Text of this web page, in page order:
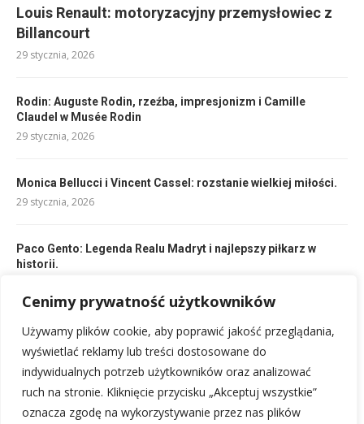
Cenimy prywatność użytkowników
Używamy plików cookie, aby poprawić jakość przeglądania,
wyświetlać reklamy lub treści dostosowane do
indywidualnych potrzeb użytkowników oraz analizować
ruch na stronie. Kliknięcie przycisku „Akceptuj wszystkie”
oznacza zgodę na wykorzystywanie przez nas plików
Louis Renault: motoryzacyjny przemysłowiec z
Billancourt
29 stycznia, 2026
Rodin: Auguste Rodin, rzeźba, impresjonizm i Camille
Claudel w Musée Rodin
29 stycznia, 2026
Monica Bellucci i Vincent Cassel: rozstanie wielkiej miłości.
29 stycznia, 2026
Paco Gento: Legenda Realu Madryt i najlepszy piłkarz w
historii.
Kleopatra VII Filopator: Ostatnia królowa Egiptu, 30 roku
p.n.e.
29 stycznia, 2026